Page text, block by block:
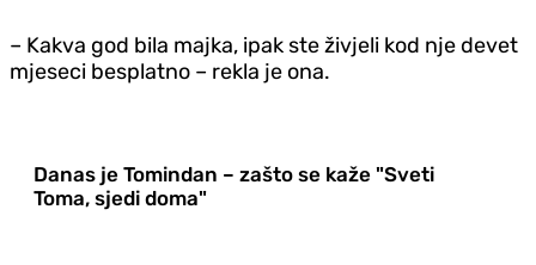
– Kakva god bila majka, ipak ste živjeli kod nje devet
mjeseci besplatno – rekla je ona.
Danas je Tomindan – zašto se kaže "Sveti
Toma, sjedi doma"